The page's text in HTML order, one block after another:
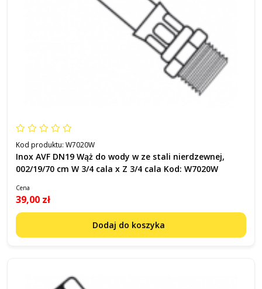
Kod produktu: W7020W
Inox AVF DN19 Wąż do wody w ze stali nierdzewnej,
002/19/70 cm W 3/4 cala x Z 3/4 cala Kod: W7020W
Cena
39,00 zł
Dodaj do koszyka